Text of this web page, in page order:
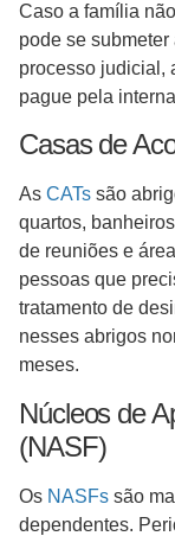
Caso a família
pode se
processo judicial,
pague pela
Casas de
As CATs são
quartos,
de reuniões e
pessoas que
tratamento de
nesses abrigos
meses.
Núcleos de
(NASF)
Os NASFs são
dependentes.